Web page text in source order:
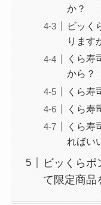
か？
ビッく
ります
くら寿
から？
くら寿
くら寿
くら寿
ればい
ビッくらポ
て限定商品